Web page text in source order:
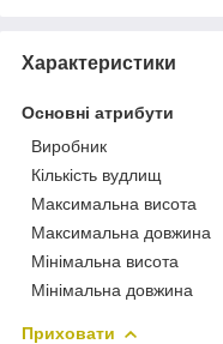
Характеристики
Основні атрибути
Виробник
Кількість вудлищ
Максимальна висота
Максимальна довжина
Мінімальна висота
Мінімальна довжина
Приховати